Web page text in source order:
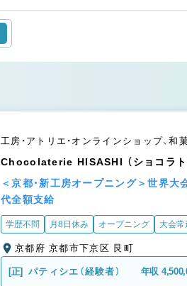
工房・アトリエ・オンラインショップ、和
Chocolaterie HISASHI （ショコラト
＜京都・新工房オープニング＞世界
代全額支給
学歴不問 月8日休み オープニング 大会常
京都府 京都市下京区 艮町
[正] パティシエ（経験者） 年収